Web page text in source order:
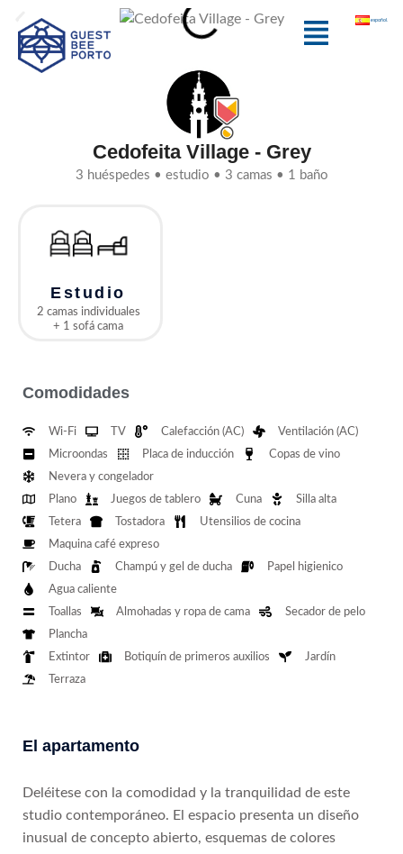
contenido
Menú español
Cedofeita Village - Grey
3 huéspedes • estudio • 3 camas • 1 baño
Estudio
2 camas individuales
+ 1 sofá cama
Comodidades
Wi-Fi TV Calefacción (AC)
Ventilación (AC)
Microondas
Placa de inducción
Copas de vino
Nevera y congelador
Plano
Juegos de tablero Cuna
Silla alta
Tetera
Tostadora
Utensilios de cocina
Maquina café expreso
Ducha
Champú y gel de ducha
Papel higienico
Agua caliente
Toallas
Almohadas y ropa de cama
Secador de pelo
Plancha
Extintor
Botiquín de primeros auxilios
Jardín
Terraza
El apartamento
Deléitese con la comodidad y la tranquilidad de este
studio contemporáneo. El espacio presenta un diseño
inusual de concepto abierto, esquemas de colores